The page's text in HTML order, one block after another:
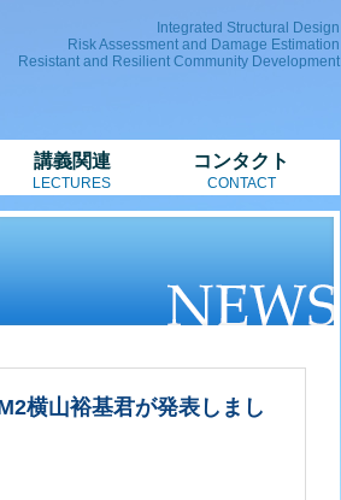
Integrated Structural Design
Risk Assessment and Damage Estimation
Resistant and Resilient Community Development
講義関連
LECTURES
コンタクト
CONTACT
横山裕基君が発表しまし